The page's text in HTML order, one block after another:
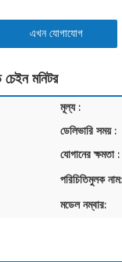
এখন যোগাযোগ
মনিটর
মূল্য :
ডেলিভারি সময় :
যোগানের ক্ষমতা :
পরিচিতিমুলক নাম:
মডেল নম্বার: